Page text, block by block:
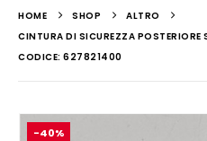
HOME SHOP
ALTRO
CINTURA DI SICUREZZA
CODICE: 627821400
-40%